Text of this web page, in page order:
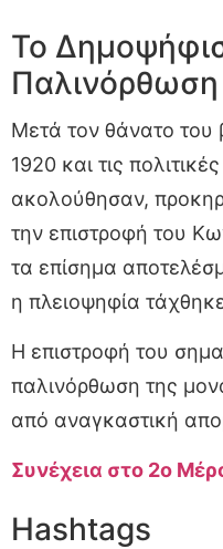
Το
Παλινόρθωση
Μετά τον θάνατο του
1920 και τις
ακολούθησαν,
την επιστροφή του
τα επίσημα
η πλειοψηφία
Η επιστροφή του
παλινόρθωση της
από αναγκαστική
Συνέχεια στο 2ο
Hashtags